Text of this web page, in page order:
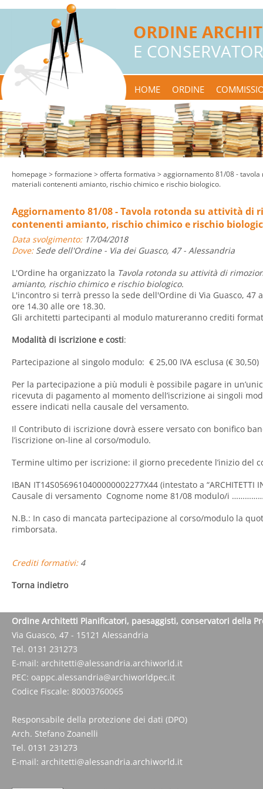
HOME ORDINE
homepage > formazione > offerta formativa > aggiornamento 81/08 -
materiali contenenti amianto, rischio chimico e rischio biologico.
Aggiornamento 81/08 - Tavola rotonda su attività di
contenenti amianto, rischio chimico e rischio
Data svolgimento:17/04/2018
Dove:Sede dell'Ordine - Via dei Guasco, 47 - Alessandria
L'Ordine ha organizzato la Tavola rotonda su attività di
amianto, rischio chimico e rischio biologico.
L'incontro si terrà presso la sede dell'Ordine di Via Guasco, 47
ore 14.30 alle ore 18.30.
Gli architetti partecipanti al modulo matureranno crediti
Modalità di iscrizione e costi:
Partecipazione al singolo modulo: € 25,00 IVA esclusa (€ 30,50)
Per la partecipazione a più moduli è possibile pagare in
ricevuta di pagamento al momento dell’iscrizione ai singoli
essere indicati nella causale del versamento.
Il Contributo di iscrizione dovrà essere versato con bonifico
l’iscrizione on-line al corso/modulo.
Termine ultimo per iscrizione: il giorno precedente l’inizio del
IBAN IT14S0569610400000002277X44 (intestato a “ARCHITETTI
Causale di versamento Cognome nome 81/08 modulo/i
N.B.: In caso di mancata partecipazione al corso/modulo la
rimborsata.
Crediti formativi:4
Torna indietro
Ordine Architetti Pianificatori, paesaggisti, conservatori della
Via Guasco, 47 - 15121 Alessandria
Tel. 0131 231273
E-mail: architetti@alessandria.archiworld.it
PEC: oappc.alessandria@archiworldpec.it
Codice Fiscale: 80003760065
Responsabile della protezione dei dati (DPO)
Arch. Stefano Zoanelli
Tel. 0131 231273
E-mail: architetti@alessandria.archiworld.it